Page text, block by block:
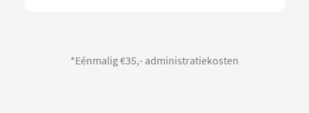
*Eénmalig €35,- administratiekosten